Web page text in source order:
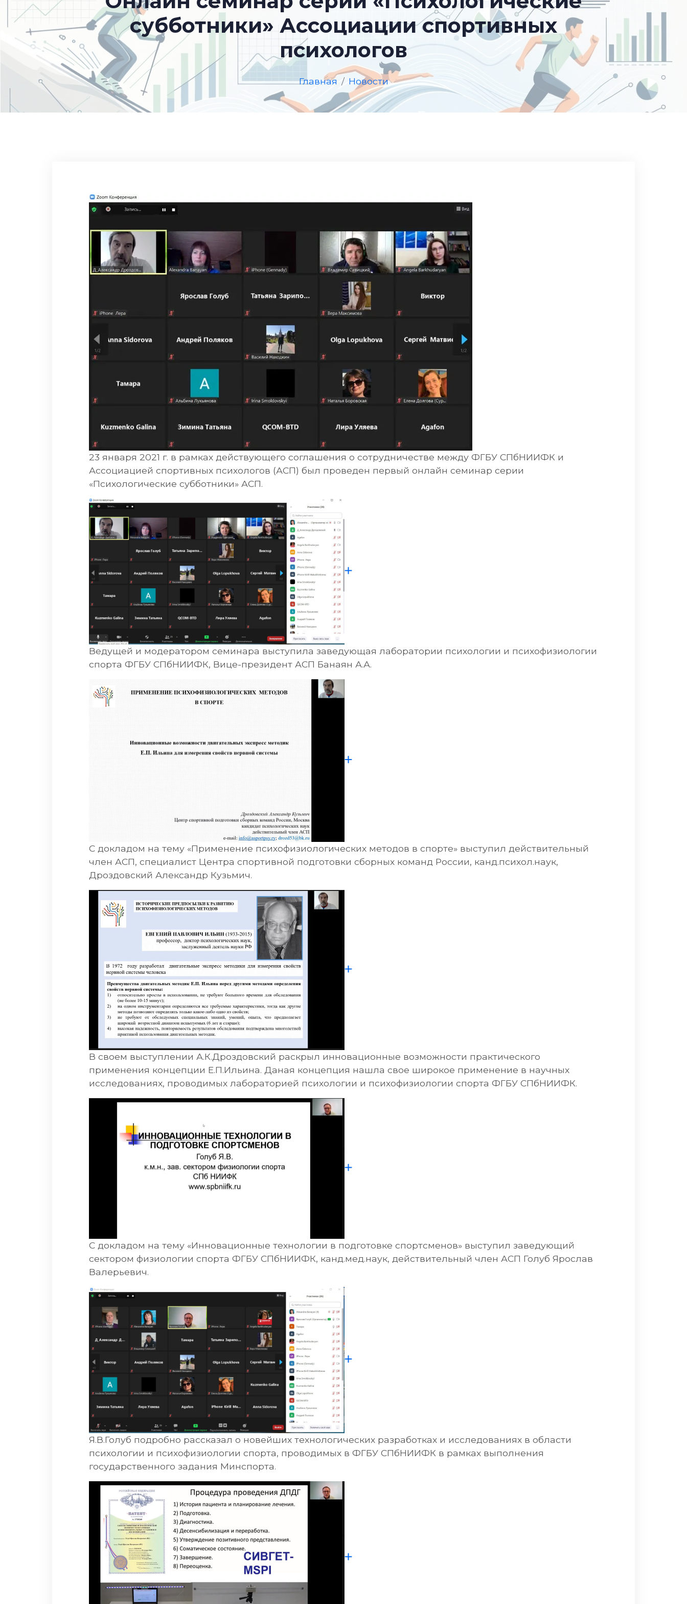
субботники» Ассоциации спортивных
психологов
Главная Новости
23 января 2021 г. в рамках действующего соглашения о сотрудничестве между ФГБУ СПбНИИФК и
Ассоциацией спортивных психологов (АСП) был проведен первый онлайн семинар серии
«Психологические субботники» АСП.
Ведущей и модератором семинара выступила заведующая лаборатории психологии и психофизиологии
спорта ФГБУ СПбНИИФК, Вице-президент АСП Банаян А.А.
С докладом на тему «Применение психофизиологических методов в спорте» выступил действительный
член АСП, специалист Центра спортивной подготовки сборных команд России, канд.психол.наук,
Дроздовский Александр Кузьмич.
В своем выступлении А.К.Дроздовский раскрыл инновационные возможности практического
применения концепции Е.П.Ильина. Даная концепция нашла свое широкое применение в научных
исследованиях, проводимых лабораторией психологии и психофизиологии спорта ФГБУ СПбНИИФК.
С докладом на тему «Инновационные технологии в подготовке спортсменов» выступил заведующий
сектором физиологии спорта ФГБУ СПбНИИФК, канд.мед.наук, действительный член АСП Голуб Ярослав
Валерьевич.
Я.В.Голуб подробно рассказал о новейших технологических разработках и исследованиях в области
психологии и психофизиологии спорта, проводимых в ФГБУ СПбНИИФК в рамках выполнения
государственного задания Минспорта.